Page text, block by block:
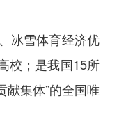
冰雪体育经济优
校；是我国15所
集体”的全国唯